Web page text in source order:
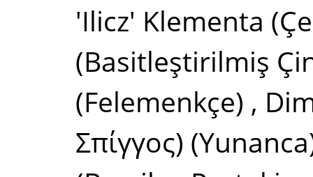
'Ilicz' Klementa
(Basitleştirilmiş
(Felemenkçe) ,
Σπίγγος)